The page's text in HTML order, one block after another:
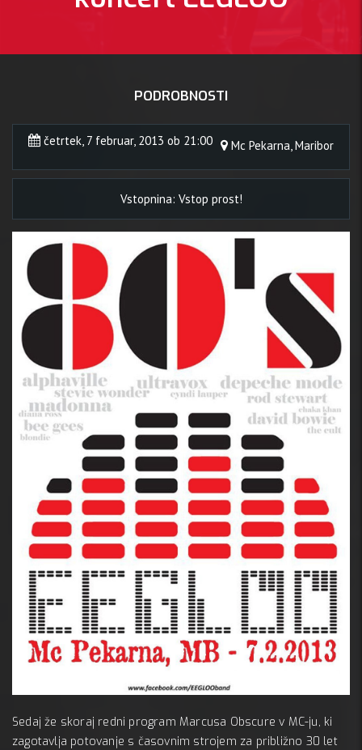
PODROBNOSTI
četrtek, 7 februar, 2013 ob 21:00 Mc Pekarna, Maribor
Vstopnina: Vstop prost!
Sedaj že skoraj redni program Marcusa Obscure v MC-ju, ki
zagotavlja potovanje s časovnim strojem za približno 30 let